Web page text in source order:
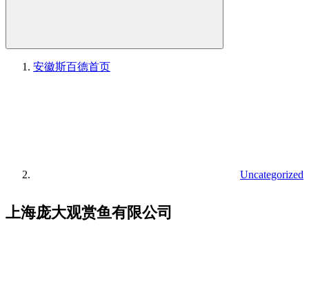
安徽斯百德首页
Uncategorized
上海庞大观赏鱼有限公司